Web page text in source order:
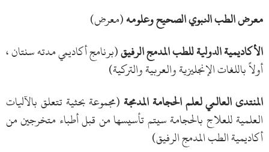
معرض الطب النبوي الصحيح وعلومه(معرض)
الأكاديمية الدولية للطب المدمج الرفيق(برنامج أكاديمي مدته سنتان ،
أولاً باللغات الإنجليزية والعربية والتركية)
المنتدى العالمي لعلم الحجامة المدمجة (مجموعة بحثية تتعلق بالآليات
العلمية للعلاج بالحجامة سيتم تأسيسها من قبل أطباء متخرجين من
أكاديمية الطب المدمج الرفيق)